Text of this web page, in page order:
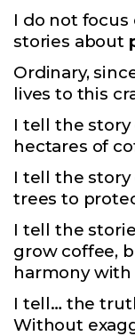
I do not
stories about
Ordinary,
lives to this
I tell the story
hectares of
I tell the
trees to
I tell the
grow coffee,
harmony
I tell… the
Without